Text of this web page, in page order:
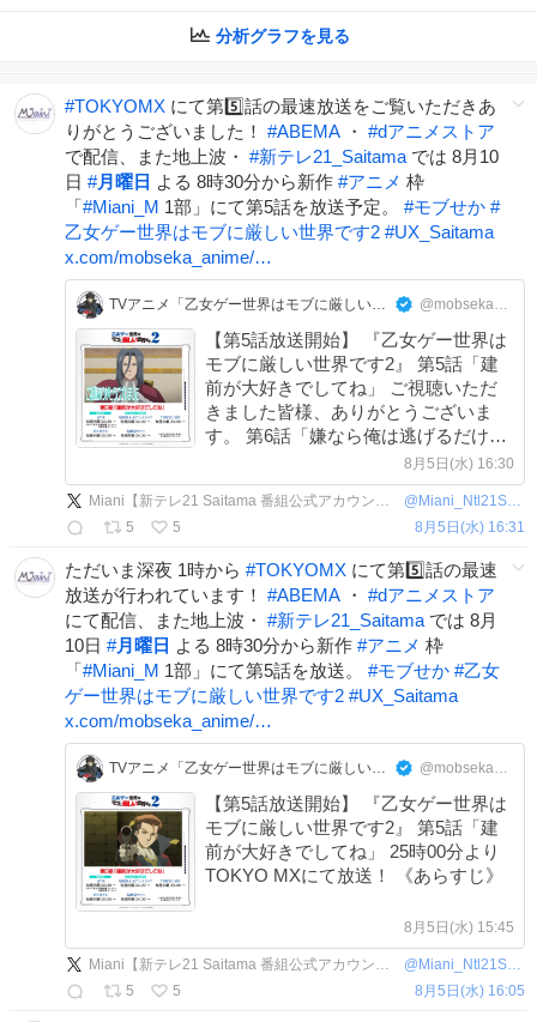
分析グラフを見る
#TOKYOMX にて第5️⃣話の最速放送をご覧いただきあ
りがとうございました！ #ABEMA ・ #dアニメストア
で配信、また地上波・ #新テレ21_Saitama では 8月10
日 #月曜日 よる 8時30分から新作 #アニメ 枠
「#Miani_M 1部」にて第5話を放送予定。 #モブせか #
乙女ゲー世界はモブに厳しい世界です2 #UX_Saitama
x.com/mobseka_anime/…
TVアニメ「乙女ゲー世界はモブに厳しい世界です」公式 @mobseka_anime
【第5話放送開始】 『乙女ゲー世界は
モブに厳しい世界です2』 第5話「建
前が大好きでしてね」 ご視聴いただ
きました皆様、ありがとうございま
す。 第6話「嫌なら俺は逃げるだけで
す」は 8月12日(水)より放送＆配信開
始です✨ どうぞお楽しみに💨 #モブせ
か
8月5日(水) 16:30
Miani【新テレ21 Saitama 番組公式アカウント】 @ Miani_Ntl21Sitm
5
5 8月5日(水) 16:31
ただいま深夜 1時から #TOKYOMX にて第5️⃣話の最速
放送が行われています！ #ABEMA ・ #dアニメストア
にて配信、また地上波・ #新テレ21_Saitama では 8月
10日 #月曜日 よる 8時30分から新作 #アニメ 枠
「#Miani_M 1部」にて第5話を放送。 #モブせか #乙女
ゲー世界はモブに厳しい世界です2 #UX_Saitama
x.com/mobseka_anime/…
TVアニメ「乙女ゲー世界はモブに厳しい世界です」公式 @mobseka_anime
【第5話放送開始】 『乙女ゲー世界は
モブに厳しい世界です2』 第5話「建
前が大好きでしてね」 25時00分より
TOKYO MXにて放送！ 《あらすじ》
8月5日(水) 15:45
Miani【新テレ21 Saitama 番組公式アカウント】 @ Miani_Ntl21Sitm
5
5 8月5日(水) 16:05